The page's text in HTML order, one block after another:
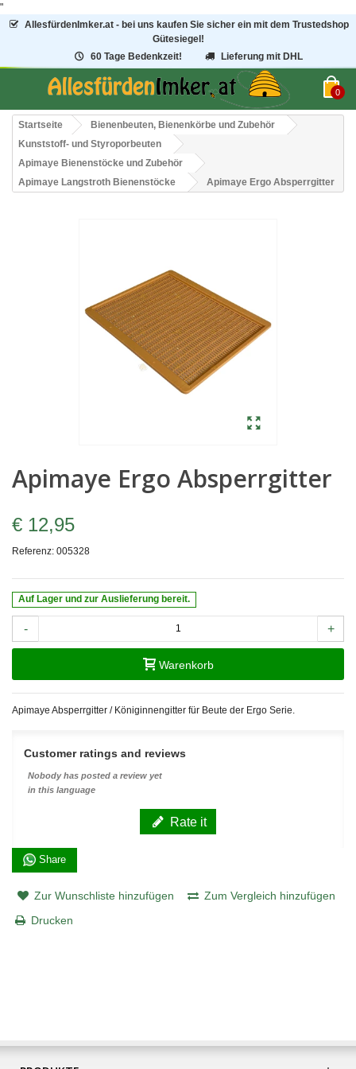
"
AllesfürdenImker.at - bei uns kaufen Sie sicher ein mit dem Trustedshop
Gütesiegel!
60 Tage Bedenkzeit!
Lieferung mit DHL
0
Startseite
Bienenbeuten, Bienenkörbe und Zubehör
Kunststoff- und Styroporbeuten
Apimaye Bienenstöcke und Zubehör
Apimaye Langstroth Bienenstöcke
Apimaye Ergo Absperrgitter
Apimaye Ergo Absperrgitter
€ 12,95
Referenz: 005328
Auf Lager und zur Auslieferung bereit.
- +
Warenkorb
Apimaye Absperrgitter / Königinnengitter für Beute der Ergo Serie.
Customer ratings and reviews
Nobody has posted a review yet
in this language
Rate it
Share
Zur Wunschliste hinzufügen
Zum Vergleich hinzufügen
Drucken